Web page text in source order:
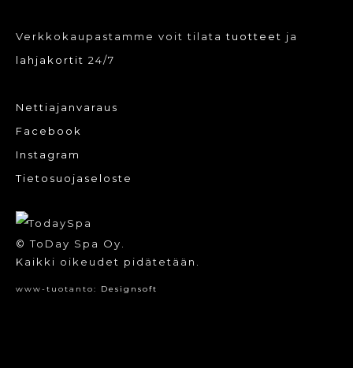
Verkkokaupastamme voit tilatatuotteet ja
lahjakortit 24/7
Nettiajanvaraus
Facebook
Instagram
Tietosuojaseloste
© ToDay Spa Oy.
Kaikki oikeudet pidätetään.
www-tuotanto: Designsoft